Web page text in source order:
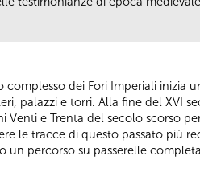
complesso dei Fori Imperiali
palazzi e torri. Alla fine del XVI
Venti e Trenta del secolo scorso
le tracce di questo passato più
un percorso su passerelle